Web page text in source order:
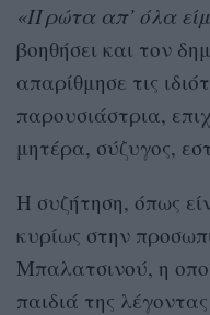
«Πρώτα απ’ όλα
βοηθήσει και τον
απαρίθμησε τις
παρουσιάστρια,
μητέρα, σύζυγος,
Η συζήτηση, όπως
κυρίως στην
Μπαλατσινού, η
παιδιά της